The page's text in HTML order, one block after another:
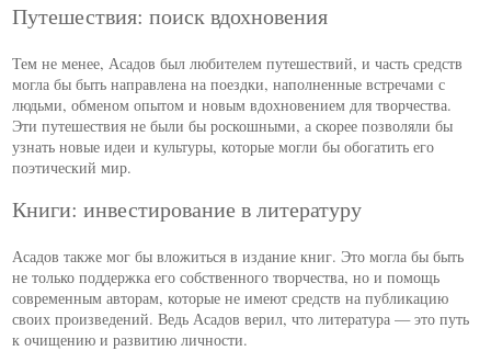
Путешествия: поиск вдохновения
Тем не менее, Асадов был любителем путешествий, и часть средств
могла бы быть направлена на поездки, наполненные встречами с
людьми, обменом опытом и новым вдохновением для творчества.
Эти путешествия не были бы роскошными, а скорее позволяли бы
узнать новые идеи и культуры, которые могли бы обогатить его
поэтический мир.
Книги: инвестирование в литературу
Асадов также мог бы вложиться в издание книг. Это могла бы быть
не только поддержка его собственного творчества, но и помощь
современным авторам, которые не имеют средств на публикацию
своих произведений. Ведь Асадов верил, что литература — это путь
к очищению и развитию личности.